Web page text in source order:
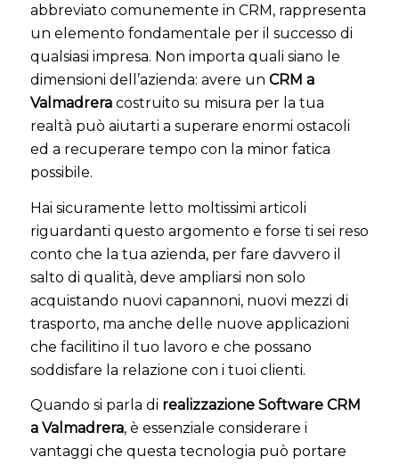
abbreviato comunemente in CRM, rappresenta
un elemento fondamentale per il successo di
qualsiasi impresa. Non importa quali siano le
dimensioni dell’azienda: avere un CRM a
Valmadrera costruito su misura per la tua
realtà può aiutarti a superare enormi ostacoli
ed a recuperare tempo con la minor fatica
possibile.
Hai sicuramente letto moltissimi articoli
riguardanti questo argomento e forse ti sei reso
conto che la tua azienda, per fare davvero il
salto di qualità, deve ampliarsi non solo
acquistando nuovi capannoni, nuovi mezzi di
trasporto, ma anche delle nuove applicazioni
che facilitino il tuo lavoro e che possano
soddisfare la relazione con i tuoi clienti.
Quando si parla di realizzazione Software CRM
a Valmadrera, è essenziale considerare i
vantaggi che questa tecnologia può portare